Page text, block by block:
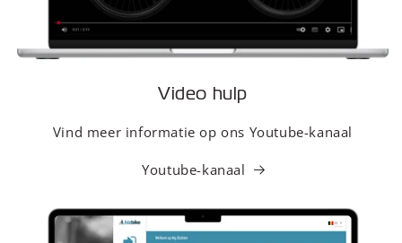
Video hulp
Vind meer informatie op ons Youtube-kanaal
Youtube-kanaal